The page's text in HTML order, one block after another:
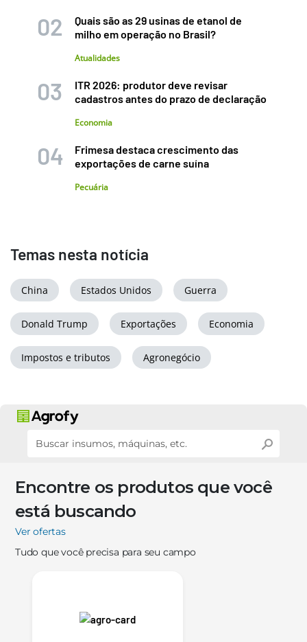
Quais são as 29 usinas de etanol de
milho em operação no Brasil?
Atualidades
ITR 2026: produtor deve revisar
cadastros antes do prazo de declaração
Economia
Frimesa destaca crescimento das
exportações de carne suína
Pecuária
Temas nesta notícia
China Estados Unidos Guerra
Donald Trump Exportações Economia
Impostos e tributos Agronegócio
Encontre os produtos que você
está buscando
Ver ofertas
Tudo que você precisa para seu campo